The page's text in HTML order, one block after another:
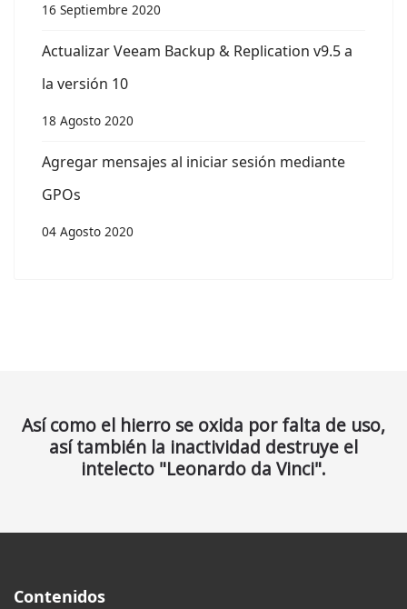
16 Septiembre 2020
Actualizar Veeam Backup & Replication v9.5 a
la versión 10
18 Agosto 2020
Agregar mensajes al iniciar sesión mediante
GPOs
04 Agosto 2020
Así como el hierro se oxida por falta de uso,
así también la inactividad destruye el
intelecto "Leonardo da Vinci".
Contenidos